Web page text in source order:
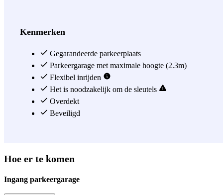
charging service available.
Kenmerken
Gegarandeerde parkeerplaats
Parkeergarage met maximale hoogte (2.3m)
Flexibel inrijden
Het is noodzakelijk om de sleutels
Overdekt
Beveiligd
Hoe er te komen
Ingang parkeergarage